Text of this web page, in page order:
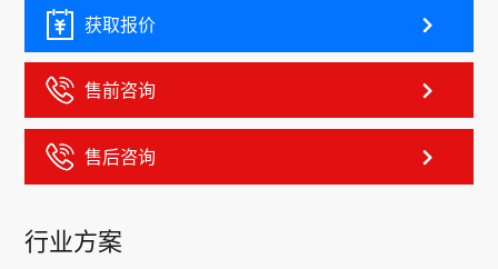
获取报价
售前咨询
售后咨询
行业方案